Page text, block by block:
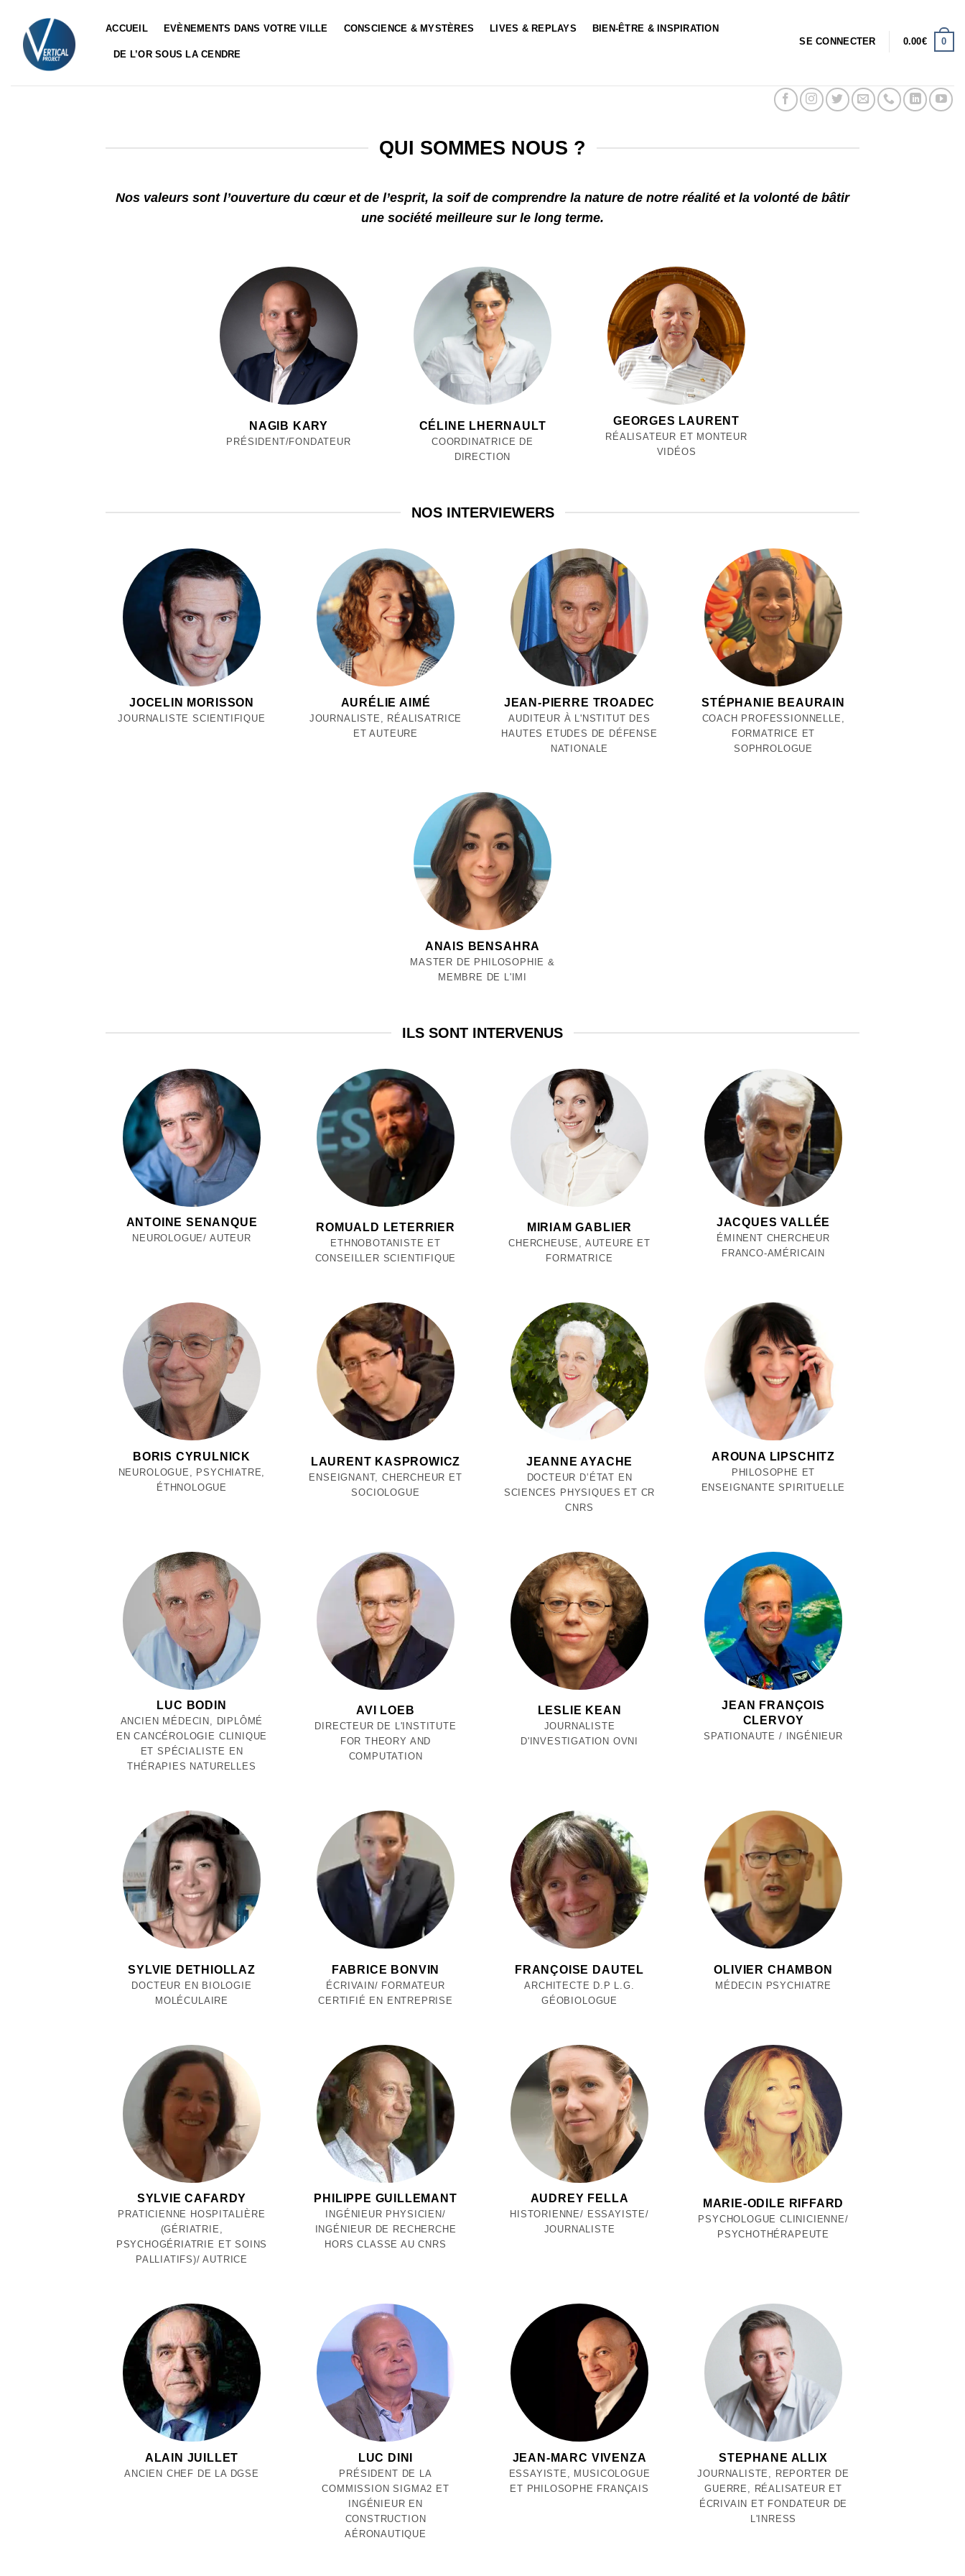
contenu
ACCUEIL EVÈNEMENTS DANS VOTRE VILLE CONSCIENCE & MYSTÈRES LIVES & REPLAYS BIEN-ÊTRE & INSPIRATION
DE L’OR SOUS LA CENDRE
SE CONNECTER 0.00€ 0
QUI SOMMES NOUS ?
Nos valeurs sont l’ouverture du cœur et de l’esprit, la soif de comprendre la nature de notre réalité et la volonté de bâtir
une société meilleure sur le long terme.
NAGIB KARY
PRÉSIDENT/FONDATEUR
CÉLINE LHERNAULT
COORDINATRICE DE
DIRECTION
GEORGES LAURENT
RÉALISATEUR ET MONTEUR
VIDÉOS
NOS INTERVIEWERS
JOCELIN MORISSON
JOURNALISTE SCIENTIFIQUE
AURÉLIE AIMÉ
JOURNALISTE, RÉALISATRICE
ET AUTEURE
JEAN-PIERRE TROADEC
AUDITEUR À L'NSTITUT DES
HAUTES ETUDES DE DÉFENSE
NATIONALE
STÉPHANIE BEAURAIN
COACH PROFESSIONNELLE,
FORMATRICE ET
SOPHROLOGUE
ANAIS BENSAHRA
MASTER DE PHILOSOPHIE &
MEMBRE DE L'IMI
ILS SONT INTERVENUS
ANTOINE SENANQUE
NEUROLOGUE/ AUTEUR
ROMUALD LETERRIER
ETHNOBOTANISTE ET
CONSEILLER SCIENTIFIQUE
MIRIAM GABLIER
CHERCHEUSE, AUTEURE ET
FORMATRICE
JACQUES VALLÉE
ÉMINENT CHERCHEUR
FRANCO-AMÉRICAIN
BORIS CYRULNICK
NEUROLOGUE, PSYCHIATRE,
ÉTHNOLOGUE
LAURENT KASPROWICZ
ENSEIGNANT, CHERCHEUR ET
SOCIOLOGUE
JEANNE AYACHE
DOCTEUR D’ÉTAT EN
SCIENCES PHYSIQUES ET CR
CNRS
AROUNA LIPSCHITZ
PHILOSOPHE ET
ENSEIGNANTE SPIRITUELLE
LUC BODIN
ANCIEN MÉDECIN, DIPLÔMÉ
EN CANCÉROLOGIE CLINIQUE
ET SPÉCIALISTE EN
THÉRAPIES NATURELLES
AVI LOEB
DIRECTEUR DE L'INSTITUTE
FOR THEORY AND
COMPUTATION
LESLIE KEAN
JOURNALISTE
D'INVESTIGATION OVNI
JEAN FRANÇOIS
CLERVOY
SPATIONAUTE / INGÉNIEUR
SYLVIE DETHIOLLAZ
DOCTEUR EN BIOLOGIE
MOLÉCULAIRE
FABRICE BONVIN
ÉCRIVAIN/ FORMATEUR
CERTIFIÉ EN ENTREPRISE
FRANÇOISE DAUTEL
ARCHITECTE D.P L.G.
GÉOBIOLOGUE
OLIVIER CHAMBON
MÉDECIN PSYCHIATRE
SYLVIE CAFARDY
PRATICIENNE HOSPITALIÈRE
(GÉRIATRIE,
PSYCHOGÉRIATRIE ET SOINS
PALLIATIFS)/ AUTRICE
PHILIPPE GUILLEMANT
INGÉNIEUR PHYSICIEN/
INGÉNIEUR DE RECHERCHE
HORS CLASSE AU CNRS
AUDREY FELLA
HISTORIENNE/ ESSAYISTE/
JOURNALISTE
MARIE-ODILE RIFFARD
PSYCHOLOGUE CLINICIENNE/
PSYCHOTHÉRAPEUTE
ALAIN JUILLET
ANCIEN CHEF DE LA DGSE
LUC DINI
PRÉSIDENT DE LA
COMMISSION SIGMA2 ET
INGÉNIEUR EN
CONSTRUCTION
AÉRONAUTIQUE
JEAN-MARC VIVENZA
ESSAYISTE, MUSICOLOGUE
ET PHILOSOPHE FRANÇAIS
STEPHANE ALLIX
JOURNALISTE, REPORTER DE
GUERRE, RÉALISATEUR ET
ÉCRIVAIN ET FONDATEUR DE
L'INRESS